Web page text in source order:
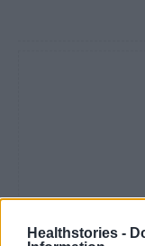
Healthstories -